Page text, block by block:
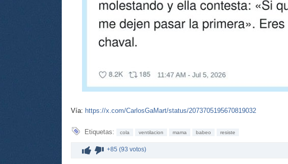
Vía: https://x.com/CarlosGaMart/status/2073705195670819032
Etiquetas: cola ventilacion mama babeo resiste
+85 (93 votos)